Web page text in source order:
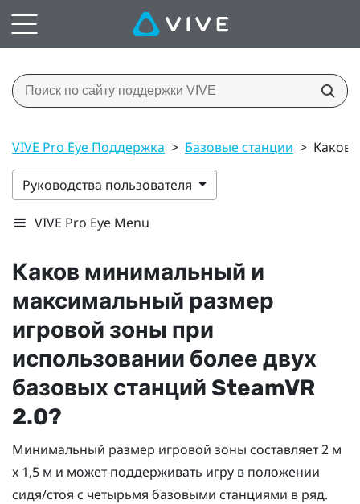
VIVE Pro Eye Поддержка > Базовые станции > Каков
Руководства пользователя
VIVE Pro Eye Menu
Каков минимальный и
максимальный размер
игровой зоны при
использовании более двух
базовых станций SteamVR
2.0?
Минимальный размер игровой зоны составляет 2 м
x 1,5 м и может поддерживать игру в положении
сидя/стоя с четырьмя базовыми станциями в ряд.